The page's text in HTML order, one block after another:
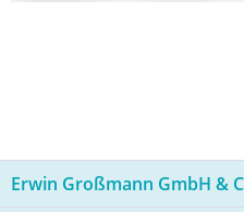
Erwin Großmann GmbH &